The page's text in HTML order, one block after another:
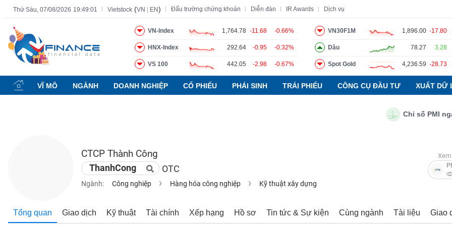
Thứ Sáu, 07/08/2026 19:49:02 Vietstock (VN EN) Đấu trường chứng khoán Diễn đàn IR Awards Dịch vụ
VN-Index 1,764.78 -11.68 -0.66%
HNX-Index 292.64 -0.95 -0.32%
VS 100 442.05 -2.98 -0.67%
VN30F1M 1,896.00 -17.80
Dầu 78.27 3.28
Spot Gold 4,236.59 -28.73
VĨ MÔ NGÀNH DOANH NGHIỆP CỔ PHIẾU PHÁI SINH TRÁI PHIẾU CÔNG CỤ ĐẦU TƯ XUẤT DỮ
Chỉ số PMI
CTCP Thành Công
ThanhCong OTC
Ngành: Công nghiệp Hàng hóa công nghiệp Kỹ thuật xây dựng
Tổng quan Giao dịch Kỹ thuật Tài chính Xếp hạng Hồ sơ Tin tức & Sự kiện Cùng ngành Tài liệu Giao
Tất cả Tính năng Ngành Mã chứng khoán Lãnh đạo Báo cáo phân tích Thuật ngữ
Tính
năng
(-)
NGHIỆP